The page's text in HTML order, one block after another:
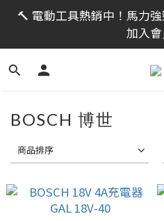
限時活動｜全館消費滿
趁現在！立
🔨 電動工具熱銷中！馬力
加入
限時活動｜全館消費滿
趁現在！立
BOSCH 博世
商品排序